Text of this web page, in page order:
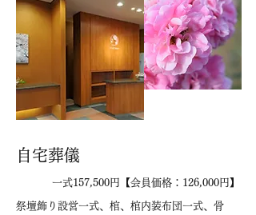
自宅葬儀
一式157,500円【会員価格：126,000円】
祭壇飾り設営一式、棺、棺内装布団一式、骨